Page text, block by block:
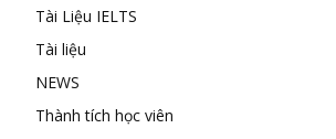
Tài Liệu IELTS
Tài liệu
NEWS
Thành tích học viên